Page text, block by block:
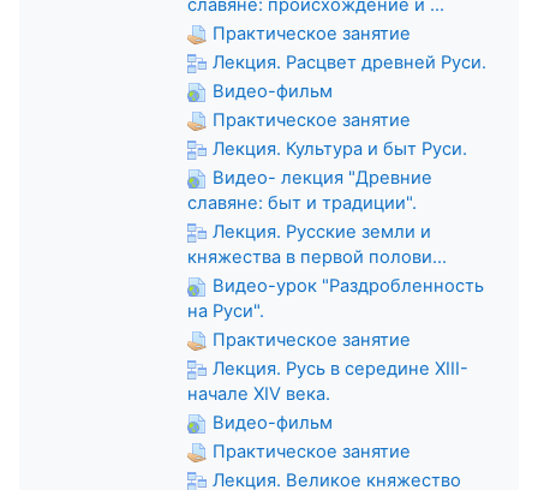
славяне: происхождение и ...
Практическое занятие
Лекция. Расцвет древней Руси.
Видео-фильм
Практическое занятие
Лекция. Культура и быт Руси.
Видео- лекция "Древние
славяне: быт и традиции".
Лекция. Русские земли и
княжества в первой полови...
Видео-урок "Раздробленность
на Руси".
Практическое занятие
Лекция. Русь в середине XIII-
начале XIV века.
Видео-фильм
Практическое занятие
Лекция. Великое княжество